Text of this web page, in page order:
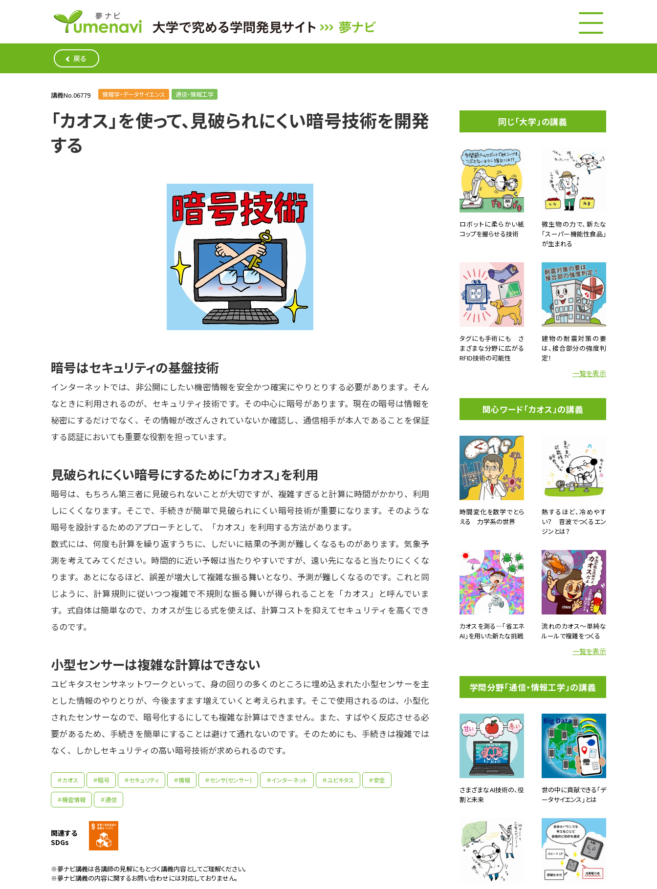
戻る
講義No.06779 情報学・データサイエンス 通信・情報工学
「カオス」を使って、見破られにくい暗号技術を開発
する
暗号はセキュリティの基盤技術
インターネットでは、非公開にしたい機密情報を安全かつ確実にやりとりする必要があります。そん
なときに利用されるのが、セキュリティ技術です。その中心に暗号があります。現在の暗号は情報を
秘密にするだけでなく、その情報が改ざんされていないか確認し、通信相手が本人であることを保証
する認証においても重要な役割を担っています。
見破られにくい暗号にするために「カオス」を利用
暗号は、もちろん第三者に見破られないことが大切ですが、複雑すぎると計算に時間がかかり、利用
しにくくなります。そこで、手続きが簡単で見破られにくい暗号技術が重要になります。そのような
暗号を設計するためのアプローチとして、「カオス」を利用する方法があります。
数式には、何度も計算を繰り返すうちに、しだいに結果の予測が難しくなるものがあります。気象予
測を考えてみてください。時間的に近い予報は当たりやすいですが、遠い先になると当たりにくくな
ります。あとになるほど、誤差が増大して複雑な振る舞いとなり、予測が難しくなるのです。これと同
じように、計算規則に従いつつ複雑で不規則な振る舞いが得られることを「カオス」と呼んでいま
す。式自体は簡単なので、カオスが生じる式を使えば、計算コストを抑えてセキュリティを高くでき
るのです。
小型センサーは複雑な計算はできない
ユビキタスセンサネットワークといって、身の回りの多くのところに埋め込まれた小型センサーを主
とした情報のやりとりが、今後ますます増えていくと考えられます。そこで使用されるのは、小型化
されたセンサーなので、暗号化するにしても複雑な計算はできません。また、すばやく反応させる必
要があるため、手続きを簡単にすることは避けて通れないのです。そのためにも、手続きは複雑では
なく、しかしセキュリティの高い暗号技術が求められるのです。
＃カオス ＃暗号 ＃セキュリティ ＃情報 ＃センサ(センサー) ＃インターネット ＃ユビキタス ＃安全
＃機密情報 ＃通信
関連する
SDGs
※夢ナビ講義は各講師の見解にもとづく講義内容としてご理解ください。
※夢ナビ講義の内容に関するお問い合わせには対応しておりません。
さが必要な通信にノイズは大敵と思われるのですが、影響がないという
常識に反するような事実に私は驚きました。そこから「情報工学」に興
先輩たちはどんな仕事に携わっているの？
同じ「大学」の講義
ロボットに柔らかい紙
コップを握らせる技術
微生物の力で、新たな
「スーパー機能性食品」
が生まれる
タグにも手術にも さ
まざまな分野に広がる
RFID技術の可能性
建物の耐震対策の要
は、接合部分の強度判
定！
一覧を表示
関心ワード「カオス」の講義
時間変化を数学でとら
える 力学系の世界
熱するほど、冷めやす
い？ 音波でつくるエン
ジンとは？
カオスを測る―「省エネ
AI」を用いた新たな挑戦
流れのカオス～単純な
ルールで複雑をつくる
一覧を表示
学問分野「通信・情報工学」の講義
さまざまなAI技術の、役
割と未来
世の中に貢献できる「デ
ータサイエンス」とは